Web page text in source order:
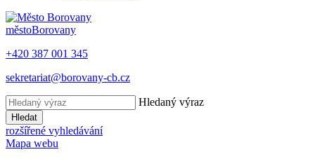
městoBorovany
+420 387 001 345
sekretariat@borovany-cb.cz
Hledaný výraz
Hledat
rozšířené vyhledávání
Mapa webu